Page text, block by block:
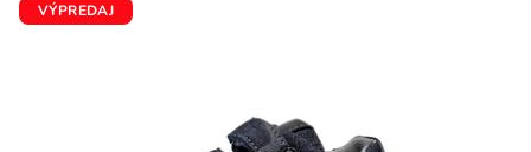
VÝPREDAJ